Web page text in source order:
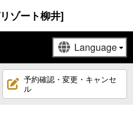
ゾート柳井]
予約確認・変更・キャンセ
ル